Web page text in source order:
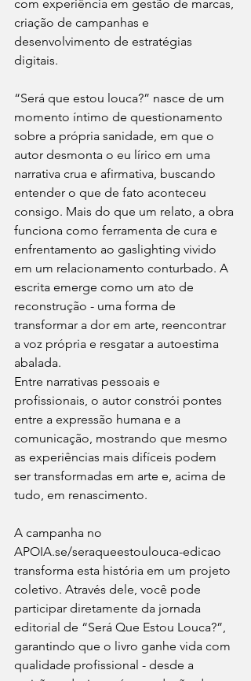
com experiência em gestão de marcas,
criação de campanhas e
desenvolvimento de estratégias
digitais.
“Será que estou louca?” nasce de um
momento íntimo de questionamento
sobre a própria sanidade, em que o
autor desmonta o eu lírico em uma
narrativa crua e afirmativa, buscando
entender o que de fato aconteceu
consigo. Mais do que um relato, a obra
funciona como ferramenta de cura e
enfrentamento ao gaslighting vivido
em um relacionamento conturbado. A
escrita emerge como um ato de
reconstrução - uma forma de
transformar a dor em arte, reencontrar
a voz própria e resgatar a autoestima
abalada.
Entre narrativas pessoais e
profissionais, o autor constrói pontes
entre a expressão humana e a
comunicação, mostrando que mesmo
as experiências mais difíceis podem
ser transformadas em arte e, acima de
tudo, em renascimento.
A campanha no
APOIA.se/seraqueestoulouca-edicao
transforma esta história em um projeto
coletivo. Através dele, você pode
participar diretamente da jornada
editorial de “Será Que Estou Louca?”,
garantindo que o livro ganhe vida com
qualidade profissional - desde a